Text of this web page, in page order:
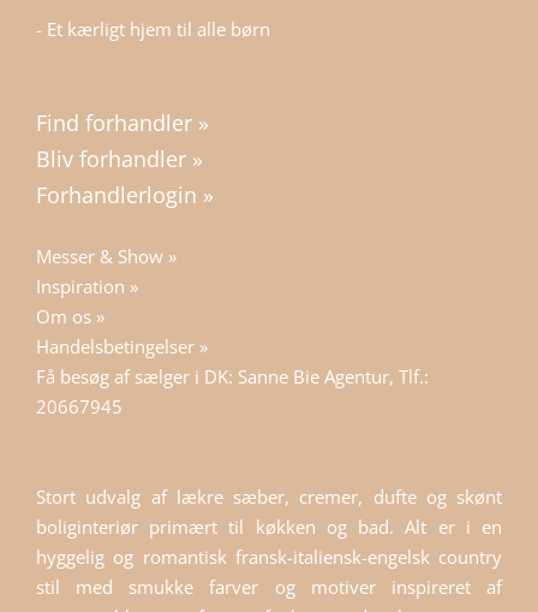
- Et kærligt hjem til alle børn
Find forhandler »
Bliv forhandler »
Forhandlerlogin »
Messer & Show »
Inspiration »
Om os »
Handelsbetingelser »
Få besøg af sælger i DK: Sanne Bie Agentur, Tlf.:
20667945
Stort udvalg af lækre sæber, cremer, dufte og skønt
boliginteriør primært til køkken og bad. Alt er i en
hyggelig og romantisk fransk-italiensk-engelsk country
stil med smukke farver og motiver inspireret af